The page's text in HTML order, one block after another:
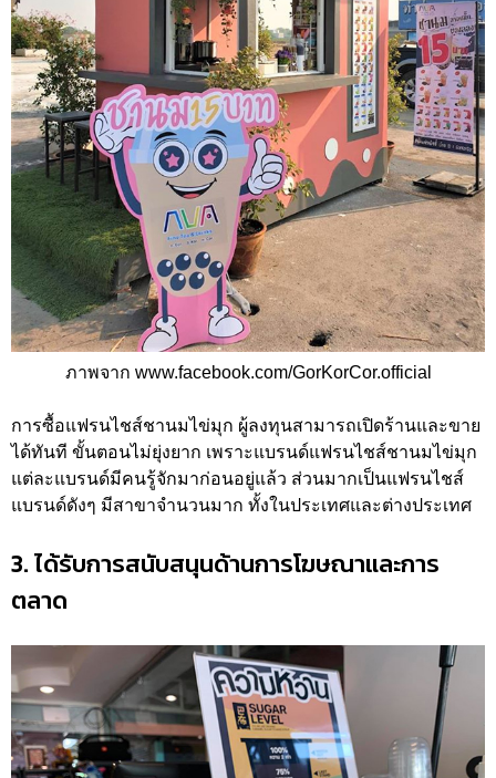
ภาพจาก www.facebook.com/GorKorCor.official
การซื้อแฟรนไชส์ชานมไข่มุก ผู้ลงทุนสามารถเปิดร้านและขาย
ได้ทันที ขั้นตอนไม่ยุ่งยาก เพราะแบรนด์แฟรนไชส์ชานมไข่มุก
แต่ละแบรนด์มีคนรู้จักมาก่อนอยู่แล้ว ส่วนมากเป็นแฟรนไชส์
แบรนด์ดังๆ มีสาขาจำนวนมาก ทั้งในประเทศและต่างประเทศ
3. ได้รับการสนับสนุนด้านการโฆษณาและการ
ตลาด